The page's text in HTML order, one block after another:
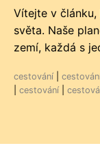
Vítejte v
světa. Naše
zemí, každá s
cestování
cestování